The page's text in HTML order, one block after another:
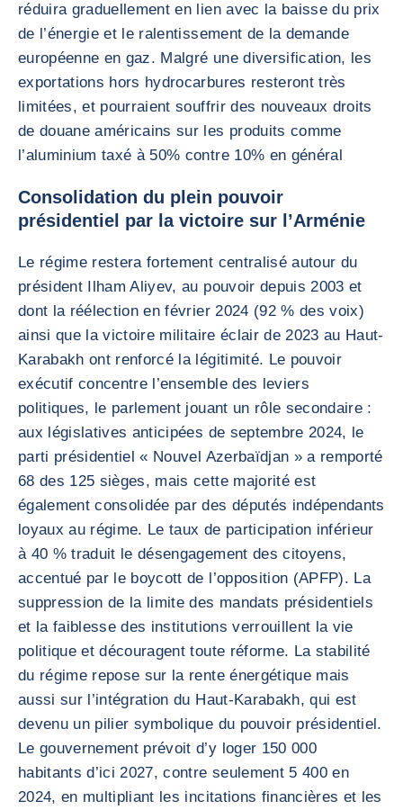
réduira graduellement en lien avec la baisse du prix
de l’énergie et le ralentissement de la demande
européenne en gaz. Malgré une diversification, les
exportations hors hydrocarbures resteront très
limitées, et pourraient souffrir des nouveaux droits
de douane américains sur les produits comme
l’aluminium taxé à 50% contre 10% en général
Consolidation du plein pouvoir
présidentiel par la victoire sur l’Arménie
Le régime restera fortement centralisé autour du
président Ilham Aliyev, au pouvoir depuis 2003 et
dont la réélection en février 2024 (92 % des voix)
ainsi que la victoire militaire éclair de 2023 au Haut-
Karabakh ont renforcé la légitimité. Le pouvoir
exécutif concentre l’ensemble des leviers
politiques, le parlement jouant un rôle secondaire :
aux législatives anticipées de septembre 2024, le
parti présidentiel « Nouvel Azerbaïdjan » a remporté
68 des 125 sièges, mais cette majorité est
également consolidée par des députés indépendants
loyaux au régime. Le taux de participation inférieur
à 40 % traduit le désengagement des citoyens,
accentué par le boycott de l’opposition (APFP). La
suppression de la limite des mandats présidentiels
et la faiblesse des institutions verrouillent la vie
politique et découragent toute réforme. La stabilité
du régime repose sur la rente énergétique mais
aussi sur l’intégration du Haut-Karabakh, qui est
devenu un pilier symbolique du pouvoir présidentiel.
Le gouvernement prévoit d’y loger 150 000
habitants d’ici 2027, contre seulement 5 400 en
2024, en multipliant les incitations financières et les